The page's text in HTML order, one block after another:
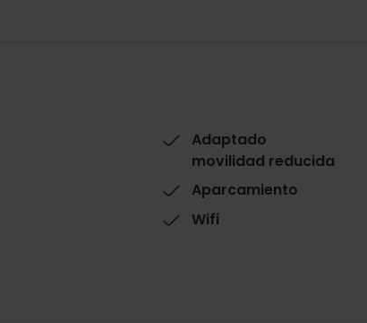
Adaptado
movilidad reducida
Aparcamiento
Wifi